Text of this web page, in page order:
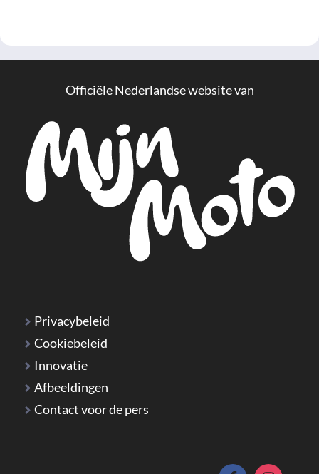
Officiële Nederlandse website van
Privacybeleid
Cookiebeleid
Innovatie
Afbeeldingen
Contact voor de pers